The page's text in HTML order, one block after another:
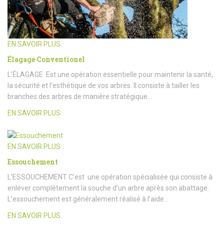
EN SAVOIR PLUS
Élagage Conventionel
L’ÉLAGAGE Est une opération essentielle pour maintenir la santé,
la sécurité et l’esthétique de vos arbres. Il consiste à tailler les
branches des arbres de manière stratégique…
EN SAVOIR PLUS
EN SAVOIR PLUS
Essouchement
L’ESSOUCHEMENT C’est une opération spécialisée qui consiste à
enlever complètement la souche d’un arbre après son abattage.
L’essouchement est généralement réalisé à l’aide…
EN SAVOIR PLUS